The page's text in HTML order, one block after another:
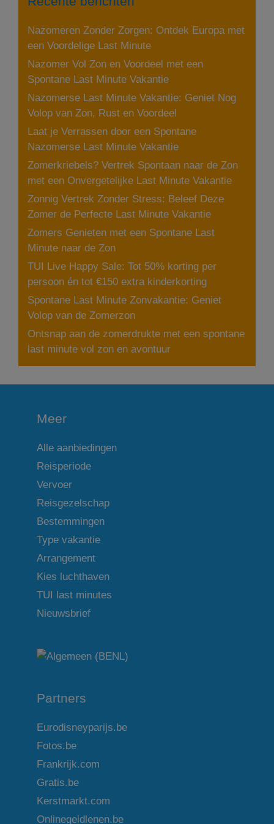
159
euro
Logies
met
Nazomeren Zonder Zorgen: Ontdek Europa met
een Voordelige Last Minute
Nazomer Vol Zon en Voordeel met een
Spontane Last Minute Vakantie
Nazomerse Last Minute Vakantie: Geniet Nog
Volop van Zon, Rust en Voordeel
Laat je Verrassen door een Spontane
Nazomerse Last Minute Vakantie
Zomerkriebels? Vertrek Spontaan naar de Zon
met een Onvergetelijke Last Minute Vakantie
Zonnig Vertrek Zonder Stress: Beleef Deze
Zomer de Perfecte Last Minute Vakantie
Zomers Genieten met een Spontane Last
Minute naar de Zon
TUI Live Happy Sale: Tot 50% korting per
persoon én tot €150 extra kinderkorting
Spontane Last Minute Zonvakantie: Geniet
Volop van de Zomerzon
Ontsnap aan de zomerdrukte met een spontane
last minute vol zon en avontuur
Meer
Alle aanbiedingen
Reisperiode
Vervoer
Reisgezelschap
Bestemmingen
Type vakantie
Arrangement
Kies luchthaven
TUI last minutes
Nieuwsbrief
Partners
Eurodisneyparijs.be
Fotos.be
Frankrijk.com
Gratis.be
Kerstmarkt.com
Onlinegeldlenen.be